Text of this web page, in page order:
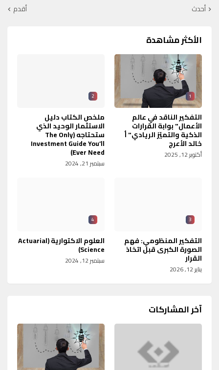
أحدث أقدم
الأكثر مشاهدة
1
التفكير الناقد في عالم
الأعمال" بوابة القرارات
الذكية والتميّز الريادي" أ
خالد الأعرج
أكتوبر 12, 2025
2
ملخص الكتاب دليل
الاستثمار الوحيد الذي
ستحتاجه (The Only
Investment Guide You’ll
Ever Need)
سبتمبر 21, 2024
3
التفكير المنظومي: فهم
الصورة الكبرى قبل اتخاذ
القرار
يناير 12, 2026
4
العلوم الاكتوارية (Actuarial
Science)
سبتمبر 12, 2024
آخر المشاركات